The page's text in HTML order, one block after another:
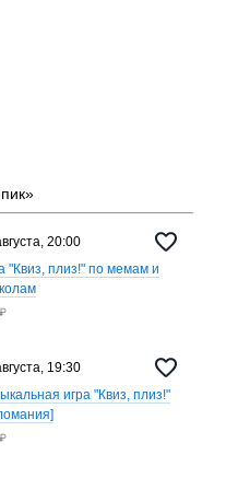
20:00
"Квиз, плиз!" по мемам и
19:30
игра "Квиз, плиз!"